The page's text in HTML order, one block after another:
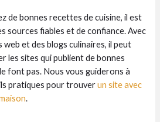
de bonnes recettes de cuisine, il est
sources fiables et de confiance. Avec
et des blogs culinaires, il peut
les sites qui publient de bonnes
font pas. Nous vous guiderons à
pratiques pour trouverun site avec
.